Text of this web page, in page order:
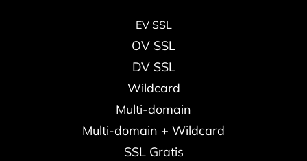
EV SSL
OV SSL
DV SSL
Wildcard
Multi-domain
Multi-domain + Wildcard
SSL Gratis